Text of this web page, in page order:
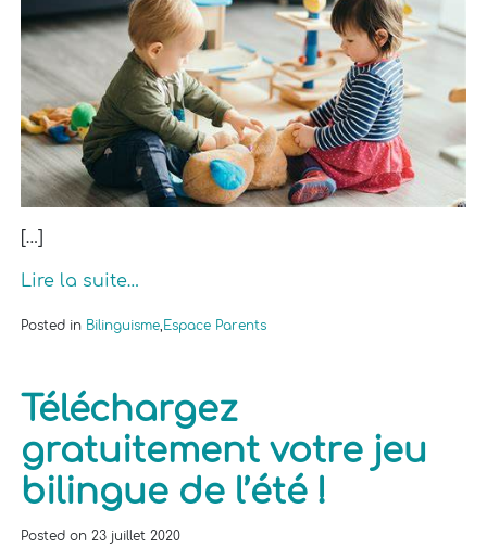
[…]
Lire la suite…
Posted in Bilinguisme, Espace Parents
Téléchargez
gratuitement votre jeu
bilingue de l’été !
Posted on23 juillet 2020